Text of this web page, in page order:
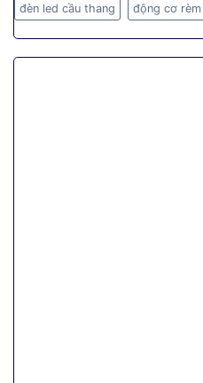
đèn led cầu thang động cơ rèm